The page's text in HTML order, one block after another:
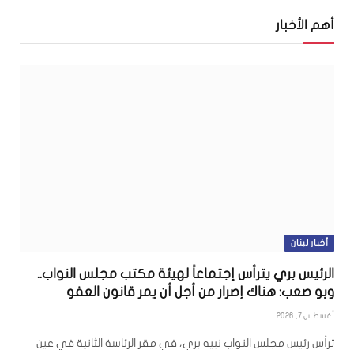
أهم الأخبار
أخبار لبنان
الرئيس بري يترأس إجتماعاً لهيئة مكتب مجلس النواب..
وبو صعب: هناك إصرار من أجل أن يمر قانون العفو
أغسطس 7, 2026
ترأس رئيس مجلس النواب نبيه بري، في مقر الرئاسة الثانية في عين